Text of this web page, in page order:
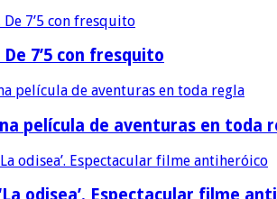
De 7’5 con fresquito
película de aventuras en toda
odisea’. Espectacular filme